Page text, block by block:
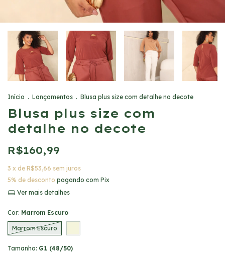
Início . Lançamentos . Blusa plus size com detalhe no decote
Blusa plus size com
detalhe no decote
R$160,99
3 x de R$53,66 sem juros
5% de desconto pagando com Pix
Ver mais detalhes
Cor: Marrom Escuro
Marrom Escuro
Tamanho: G1 (48/50)